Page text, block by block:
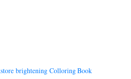
brightening Colloring Book